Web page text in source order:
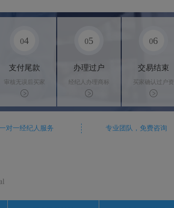
04
支付尾款
审核无误后买家
支付尾款，卖家
办理相关手续
05
办理过户
经纪人办理商标
转让手续，交付
相关证书
06
交易结束
买家确认过户资
料后，平台解冻
资金支付卖家
对一经纪人服务 专业团队，免费咨询